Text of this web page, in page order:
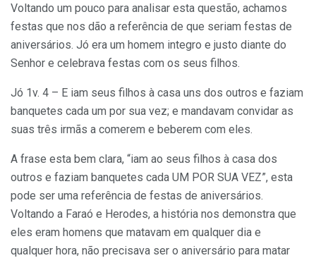
Voltando um pouco para analisar esta questão, achamos
festas que nos dão a referência de que seriam festas de
aniversários. Jó era um homem integro e justo diante do
Senhor e celebrava festas com os seus filhos.
Jó 1v. 4 – E iam seus filhos à casa uns dos outros e faziam
banquetes cada um por sua vez; e mandavam convidar as
suas três irmãs a comerem e beberem com eles.
A frase esta bem clara, “iam ao seus filhos à casa dos
outros e faziam banquetes cada UM POR SUA VEZ”, esta
pode ser uma referência de festas de aniversários.
Voltando a Faraó e Herodes, a história nos demonstra que
eles eram homens que matavam em qualquer dia e
qualquer hora, não precisava ser o aniversário para matar